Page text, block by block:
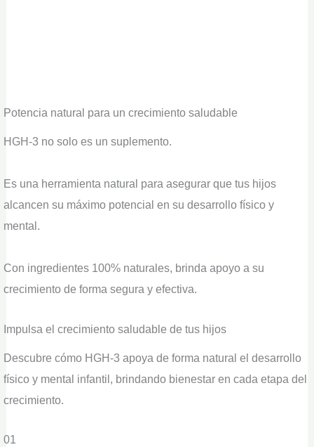
Potencia natural para un crecimiento saludable
HGH-3 no solo es un suplemento.
Es una herramienta natural para asegurar que tus hijos
alcancen su máximo potencial en su desarrollo físico y
mental.
Con ingredientes 100% naturales, brinda apoyo a su
crecimiento de forma segura y efectiva.
Impulsa el crecimiento saludable de tus hijos
Descubre cómo HGH-3 apoya de forma natural el desarrollo
físico y mental infantil, brindando bienestar en cada etapa del
crecimiento.
01